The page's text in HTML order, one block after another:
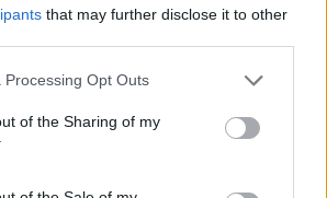
that may further disclose it to other
Processing Opt Outs
of the Sharing of my